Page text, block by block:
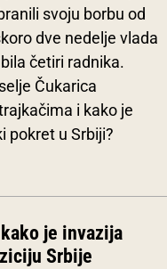
svoju borbu od
dve nedelje vlada
četiri radnika.
Čukarica
i kako je
pokret u Srbiji?
je invazija
Srbije